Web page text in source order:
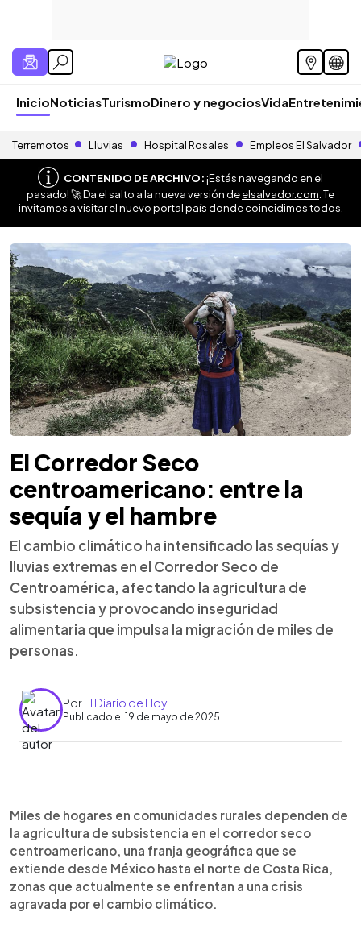
InicioNoticiasTurismoDinero y negociosVida
Terremotos Lluvias Hospital Rosales Empleos El Salvador
CONTENIDO DE ARCHIVO:¡Estás navegando en el
pasado! 🚀 Da el salto a la nueva versión deelsalvador.com . Te
invitamos a visitar el nuevo portal país donde coincidimos todos.
El Corredor Seco
centroamericano: entre la
sequía y el hambre
El cambio climático ha intensificado las sequías y
lluvias extremas en el Corredor Seco de
Centroamérica, afectando la agricultura de
subsistencia y provocando inseguridad
alimentaria que impulsa la migración de miles de
personas.
PorEl Diario de Hoy
Publicado el 19 de mayo de 2025
► Escuchar artículo
Miles de hogares en comunidades rurales dependen de
la agricultura de subsistencia en el corredor seco
centroamericano, una franja geográfica que se
extiende desde México hasta el norte de Costa Rica,
zonas que actualmente se enfrentan a una crisis
agravada por el cambio climático.